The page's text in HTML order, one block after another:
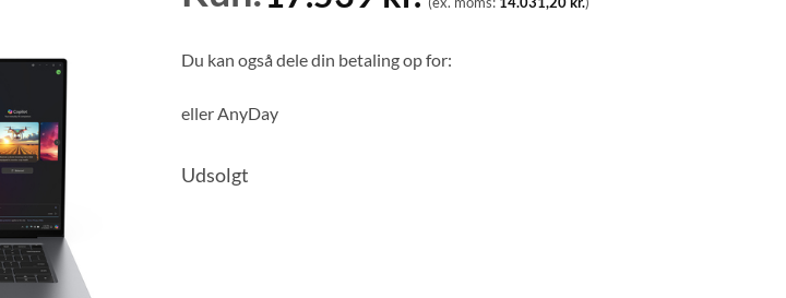
Du kan også dele din betaling op for:
ellerAnyDay
Udsolgt